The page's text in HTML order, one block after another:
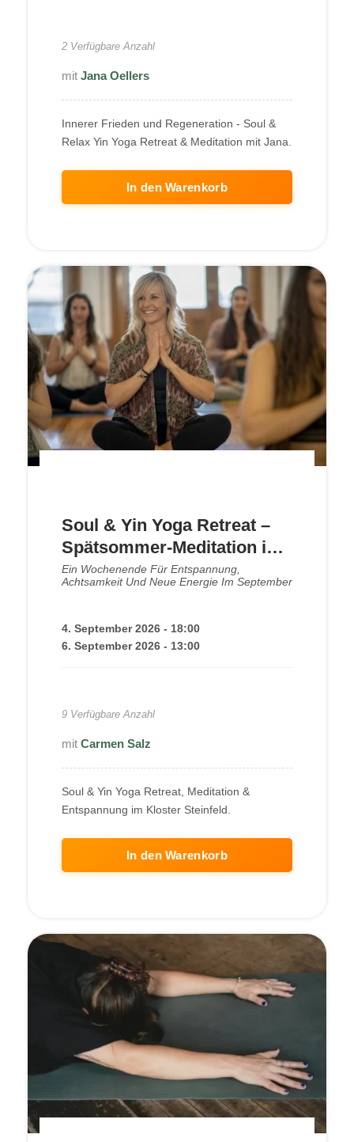
2 Verfügbare Anzahl
Jana Oellers
Innerer Frieden und Regeneration - Soul &
Relax Yin Yoga Retreat & Meditation mit Jana.
In den Warenkorb
Soul & Yin Yoga Retreat –
Spätsommer-Meditation im
Kloster | September 2026
Ein Wochenende Für Entspannung,
Achtsamkeit Und Neue Energie Im September
4. September 2026 - 18:00
6. September 2026 - 13:00
9 Verfügbare Anzahl
Carmen Salz
Soul & Yin Yoga Retreat, Meditation &
Entspannung im Kloster Steinfeld.
In den Warenkorb